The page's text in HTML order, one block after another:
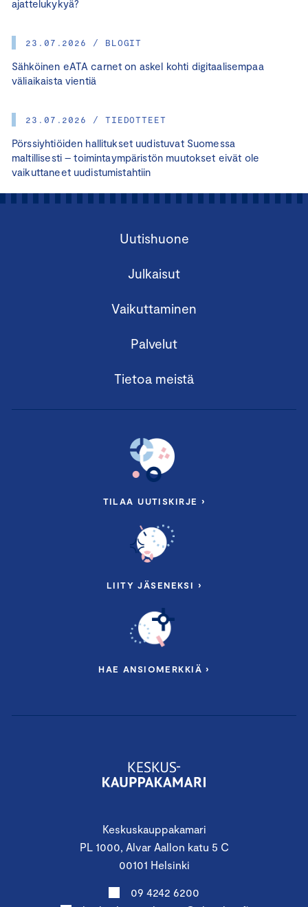
ajattelukykyä?
23.07.2026 / BLOGIT
Sähköinen eATA carnet on askel kohti digitaalisempaa
väliaikaista vientiä
23.07.2026 / TIEDOTTEET
Pörssiyhtiöiden hallitukset uudistuvat Suomessa
maltillisesti – toimintaympäristön muutokset eivät ole
vaikuttaneet uudistumistahtiin
Keskuskauppakamari
PL 1000, Alvar Aallon katu 5 C
00101 Helsinki
09 4242 6200
Uutishuone
Julkaisut
Vaikuttaminen
Palvelut
Tietoa meistä
TILAA UUTISKIRJE ›
LIITY JÄSENEKSI ›
HAE ANSIOMERKKIÄ ›